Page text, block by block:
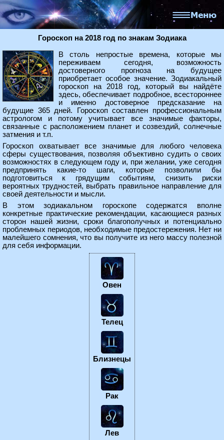
Гороскоп на 2018 год по знакам Зодиака
В столь непростые времена, которые мы
переживаем сегодня, возможность
достоверного прогноза на будущее
приобретает особое значение. Зодиакальный
гороскоп на 2018 год, который вы найдёте
здесь, обеспечивает подробное, всестороннее
и именно достоверное предсказание на
будущие 365 дней. Гороскоп составлен профессиональным
астрологом и потому учитывает все значимые факторы,
связанные с расположением планет и созвездий, солнечные
затмения и т.п.
Гороскоп охватывает все значимые для любого человека
сферы существования, позволяя объективно судить о своих
возможностях в следующем году и, при желании, уже сегодня
предпринять какие-то шаги, которые позволили бы
подготовиться к грядущим событиям, снизить риски
вероятных трудностей, выбрать правильное направление для
своей деятельности и мысли.
В этом зодиакальном гороскопе содержатся вполне
конкретные практические рекомендации, касающиеся разных
сторон нашей жизни, сроки благополучных и потенциально
проблемных периодов, необходимые предостережения. Нет ни
малейшего сомнения, что вы получите из него массу полезной
для себя информации.
Овен
Телец
Близнецы
Рак
Лев